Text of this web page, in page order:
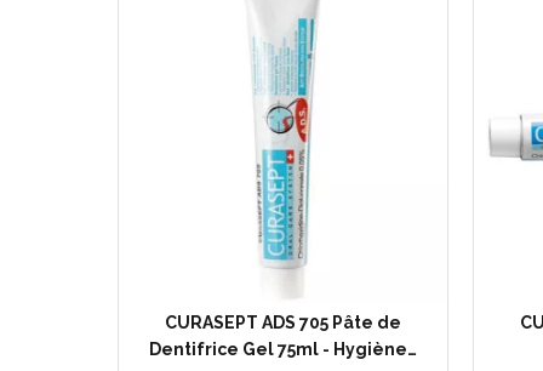
CURASEPT ADS 705 Pâte de
Dentifrice Gel 75ml - Hygiène…